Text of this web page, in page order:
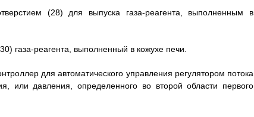
(28) для выпуска газа-реагента, выполненным в
газа-реагента, выполненный в кожухе печи.
для автоматического управления регулятором потока
или давления, определенного во второй области первого